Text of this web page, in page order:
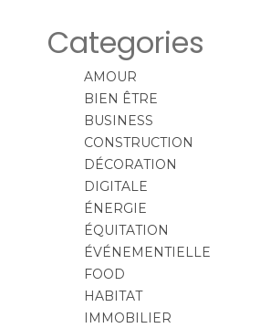
Categories
AMOUR
BIEN ÊTRE
BUSINESS
CONSTRUCTION
DÉCORATION
DIGITALE
ÉNERGIE
ÉQUITATION
ÉVÉNEMENTIELLE
FOOD
HABITAT
IMMOBILIER